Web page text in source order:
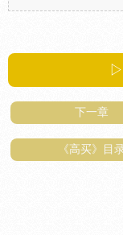
▷
下一章
《高买》目